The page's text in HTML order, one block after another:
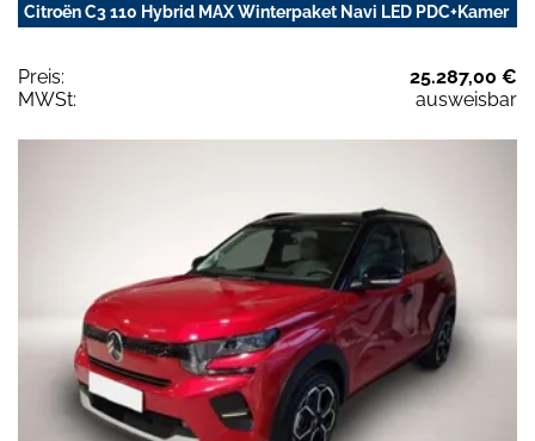
Citroën C3 110 Hybrid MAX Winterpaket Navi LED PDC+Kamer
Preis:
25.287,00 €
MWSt:
ausweisbar